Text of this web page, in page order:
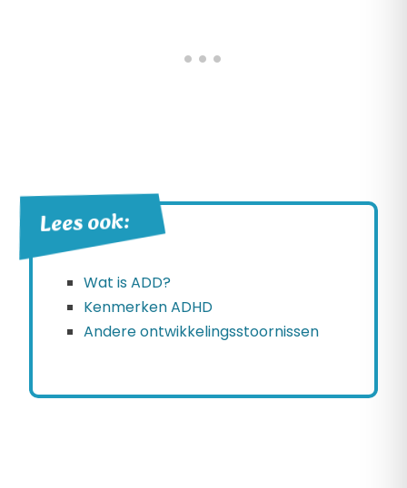
Lees ook:
Wat is ADD?
Kenmerken ADHD
Andere ontwikkelingsstoornissen